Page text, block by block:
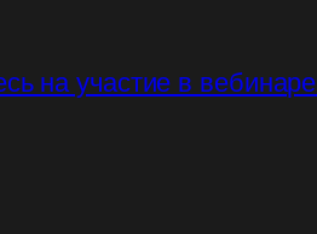
на участие в